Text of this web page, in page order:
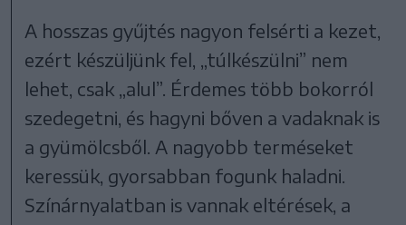
A hosszas gyűjtés nagyon felsérti a kezet,
ezért készüljünk fel, „túlkészülni” nem
lehet, csak „alul”. Érdemes több bokorról
szedegetni, és hagyni bőven a vadaknak is
a gyümölcsből. A nagyobb terméseket
keressük, gyorsabban fogunk haladni.
Színárnyalatban is vannak eltérések, a